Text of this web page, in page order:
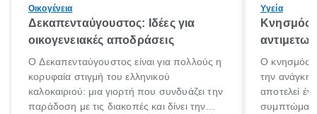
Οικογένεια
Δεκαπενταύγουστος: Ιδέες για
οικογενειακές αποδράσεις
Ο Δεκαπενταύγουστος είναι για πολλούς η
κορυφαία στιγμή του ελληνικού
καλοκαιριού: μια γιορτή που συνδυάζει την
παράδοση με τις διακοπές και δίνει την
Υγεία
Κνησμός:
Ο κνησμός
την ανάγκη
αποτελεί